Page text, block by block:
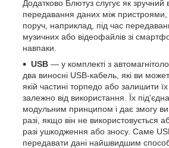
Додатково Блютуз слугує як зручний
передавання даних між
поруч, наприклад, під час
музичних або відеофайлів зі
навпаки.
USB — у комплекті з
два виносні USB-кабель, які ви
якій частині торпедо або залишити
залежно від використання. Їх
модульним принципом і дає змогу
разі, якщо він не використовується
разі ушкодження або зносу. Саме
передавати дані найшвидшим